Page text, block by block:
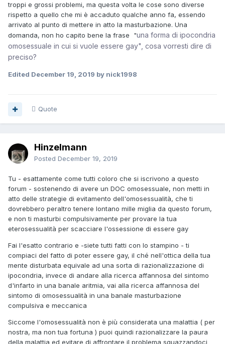
troppi e grossi problemi, ma questa volta le cose sono diverse
rispetto a quello che mi è accaduto qualche anno fa, essendo
arrivato al punto di mettere in atto la masturbazione. Una
domanda, non ho capito bene la frase "una forma di ipocondria
omosessuale in cui si vuole essere gay", cosa vorresti dire di
preciso?
Edited December 19, 2019 by nick1998
Quote
Hinzelmann
Posted December 19, 2019
Tu - esattamente come tutti coloro che si iscrivono a questo
forum - sostenendo di avere un DOC omosessuale, non metti in
atto delle strategie di evitamento dell'omosessualità, che ti
dovrebbero peraltro tenere lontano mille miglia da questo forum,
e non ti masturbi compulsivamente per provare la tua
eterosessualità per scacciare l'ossessione di essere gay
Fai l'esatto contrario e -siete tutti fatti con lo stampino - ti
compiaci del fatto di poter essere gay, il ché nell'ottica della tua
mente disturbata equivale ad una sorta di razionalizzazione di
ipocondria, invece di andare alla ricerca affannosa del sintomo
d'infarto in una banale aritmia, vai alla ricerca affannosa del
sintomo di omosessualità in una banale masturbazione
compulsiva e meccanica
Siccome l'omosessualità non è più considerata una malattia ( per
nostra, ma non tua fortuna ) puoi quindi razionalizzare la paura
della malattia ed evitare di affrontare il problema sguazzandoci